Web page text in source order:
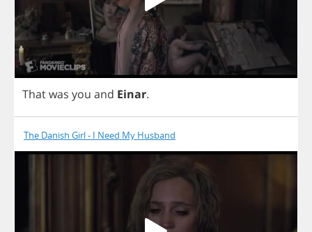
Thatwas you and Einar.
The Danish Girl - I Need My Husband